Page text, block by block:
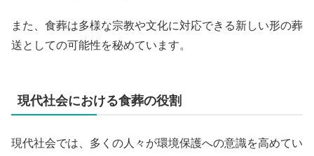
また、食葬は多様な宗教や文化に対応できる新しい形の葬
送としての可能性を秘めています。
現代社会における食葬の役割
現代社会では、多くの人々が環境保護への意識を高めてい